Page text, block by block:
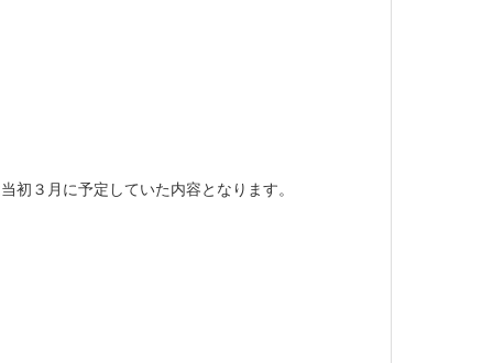
３月に予定していた内容となります。